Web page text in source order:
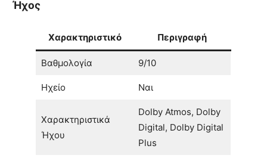
Ήχος
Χαρακτηριστικό Περιγραφή
Βαθμολογία 9/10
Ηχείο Ναι
Χαρακτηριστικά
Ήχου
Dolby Atmos, Dolby
Digital, Dolby Digital
Plus